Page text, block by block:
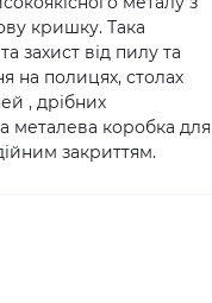
кришку. Така
захист від пилу та
на полицях, столах
, дрібних
металева коробка для
закриттям.